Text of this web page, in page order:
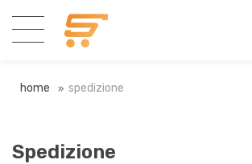
home spedizione
Spedizione